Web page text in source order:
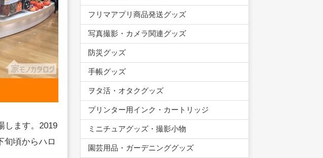
します。2019
旬頃からハロ
フリマアプリ商品発送グッズ
写真撮影・カメラ関連グッズ
防災グッズ
手帳グッズ
ヲタ活・オタクグッズ
プリンター用インク・カートリッジ
ミニチュアグッズ・撮影小物
園芸用品・ガーデニンググッズ